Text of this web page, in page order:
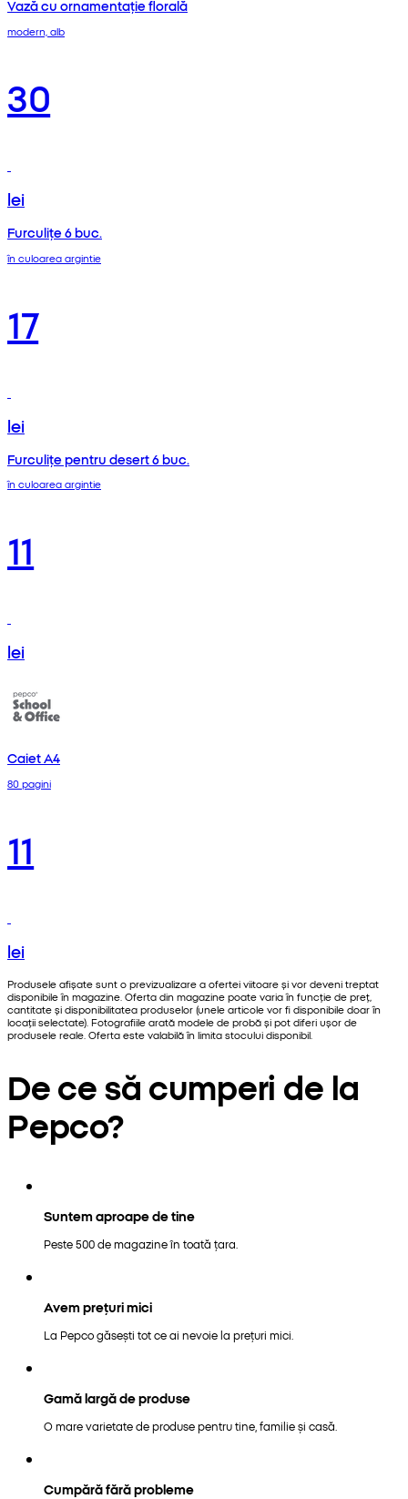
Vază cu ornamentație florală
modern, alb
30
lei
Furculițe 6 buc.
în culoarea argintie
17
lei
Furculițe pentru desert 6 buc.
în culoarea argintie
11
lei
Caiet A4
80 pagini
11
lei
Produsele afișate sunt o previzualizare a ofertei viitoare și vor deveni treptat
disponibile în magazine. Oferta din magazine poate varia în funcție de preț,
cantitate și disponibilitatea produselor (unele articole vor fi disponibile doar în
locații selectate). Fotografiile arată modele de probă și pot diferi ușor de
produsele reale. Oferta este valabilă în limita stocului disponibil.
De ce să cumperi de la
Pepco?
Suntem aproape de tine
Peste 500 de magazine în toată țara.
Avem prețuri mici
La Pepco găsești tot ce ai nevoie la prețuri mici.
Gamă largă de produse
O mare varietate de produse pentru tine, familie și casă.
Cumpără fără probleme